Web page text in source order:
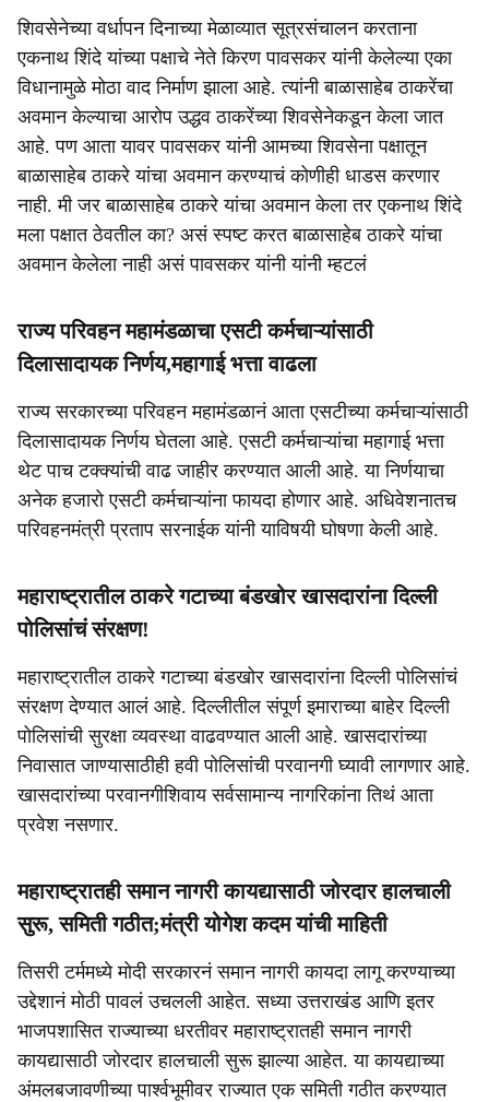
शिवसेनेच्या वर्धापन दिनाच्या मेळाव्यात सूत्रसंचालन करताना
एकनाथ शिंदे यांच्या पक्षाचे नेते किरण पावसकर यांनी केलेल्या एका
विधानामुळे मोठा वाद निर्माण झाला आहे. त्यांनी बाळासाहेब ठाकरेंचा
अवमान केल्याचा आरोप उद्धव ठाकरेंच्या शिवसेनेकडून केला जात
आहे. पण आता यावर पावसकर यांनी आमच्या शिवसेना पक्षातून
बाळासाहेब ठाकरे यांचा अवमान करण्याचं कोणीही धाडस करणार
नाही. मी जर बाळासाहेब ठाकरे यांचा अवमान केला तर एकनाथ शिंदे
मला पक्षात ठेवतील का? असं स्पष्ट करत बाळासाहेब ठाकरे यांचा
अवमान केलेला नाही असं पावसकर यांनी यांनी म्हटलं
राज्य परिवहन महामंडळाचा एसटी कर्मचाऱ्यांसाठी
दिलासादायक निर्णय,महागाई भत्ता वाढला
राज्य सरकारच्या परिवहन महामंडळानं आता एसटीच्या कर्मचाऱ्यांसाठी
दिलासादायक निर्णय घेतला आहे. एसटी कर्मचाऱ्यांचा महागाई भत्ता
थेट पाच टक्क्यांची वाढ जाहीर करण्यात आली आहे. या निर्णयाचा
अनेक हजारो एसटी कर्मचाऱ्यांना फायदा होणार आहे. अधिवेशनातच
परिवहनमंत्री प्रताप सरनाईक यांनी याविषयी घोषणा केली आहे.
महाराष्ट्रातील ठाकरे गटाच्या बंडखोर खासदारांना दिल्ली
पोलिसांचं संरक्षण!
महाराष्ट्रातील ठाकरे गटाच्या बंडखोर खासदारांना दिल्ली पोलिसांचं
संरक्षण देण्यात आलं आहे. दिल्लीतील संपूर्ण इमाराच्या बाहेर दिल्ली
पोलिसांची सुरक्षा व्यवस्था वाढवण्यात आली आहे. खासदारांच्या
निवासात जाण्यासाठीही हवी पोलिसांची परवानगी घ्यावी लागणार आहे.
खासदारांच्या परवानगीशिवाय सर्वसामान्य नागरिकांना तिथं आता
प्रवेश नसणार.
महाराष्ट्रातही समान नागरी कायद्यासाठी जोरदार हालचाली
सुरू, समिती गठीत;मंत्री योगेश कदम यांची माहिती
तिसरी टर्ममध्ये मोदी सरकारनं समान नागरी कायदा लागू करण्याच्या
उद्देशानं मोठी पावलं उचलली आहेत. सध्या उत्तराखंड आणि इतर
भाजपशासित राज्याच्या धरतीवर महाराष्ट्रातही समान नागरी
कायद्यासाठी जोरदार हालचाली सुरू झाल्या आहेत. या कायद्याच्या
अंमलबजावणीच्या पार्श्वभूमीवर राज्यात एक समिती गठीत करण्यात